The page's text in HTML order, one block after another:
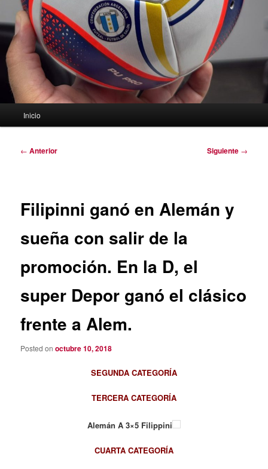
Inicio
Navegación
← Anterior Siguiente →
Filipinni ganó en Alemán y
sueña con salir de la
promoción. En la D, el
super Depor ganó el clásico
frente a Alem.
Posted onoctubre 10, 2018
SEGUNDA CATEGORÍA
TERCERA CATEGORÍA
Alemán A 3×5 Filippini
CUARTA CATEGORÍA